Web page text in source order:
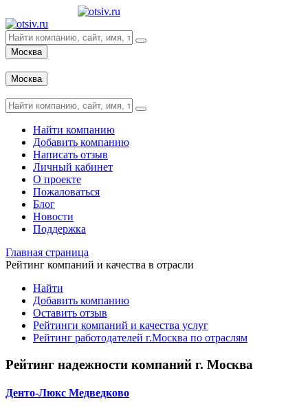
Москва
Москва
Найти компанию
Добавить компанию
Написать отзыв
Личный кабинет
О проекте
Пожаловаться
Блог
Новости
Поддержка
Главная страница
Рейтинг компаний и качества в отрасли
Найти
Добавить компанию
Оставить отзыв
Рейтинги компаний и качества услуг
Рейтинг работодателей г.Москва по отраслям
Рейтинг надежности компаний г. Москва
Денто-Люкс Медведково